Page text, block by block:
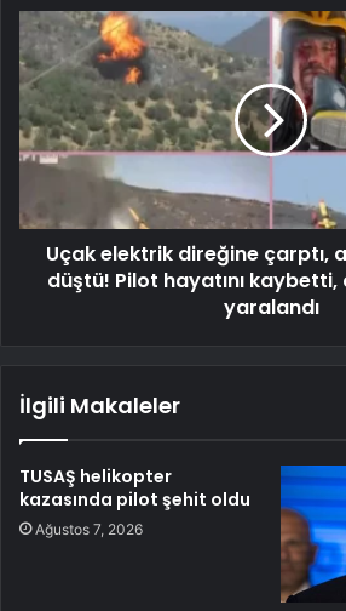
Uçak elektrik direğine çarptı,
düştü! Pilot hayatını
yaralandı
İlgili Makaleler
TUSAŞ helikopter
kazasında pilot şehit oldu
Ağustos 7, 2026